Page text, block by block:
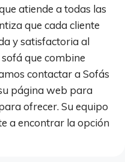
atiende a todas las
que cada cliente
y satisfactoria al
que combine
contactar a Sofás
página web para
ofrecer. Su equipo
a encontrar la opción